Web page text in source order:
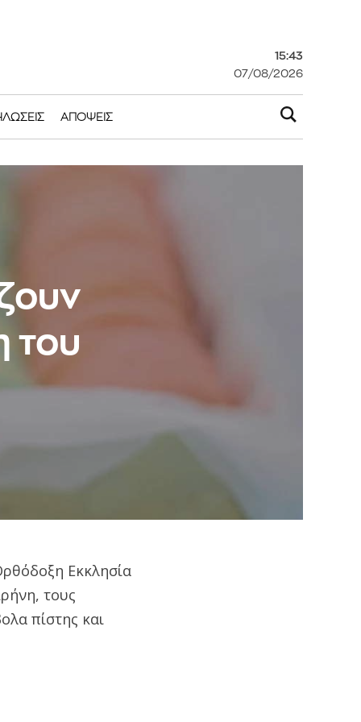
15:43
07/08/2026
ΑΠΌΨΕΙΣ
του
Εκκλησία
τους
πίστης και